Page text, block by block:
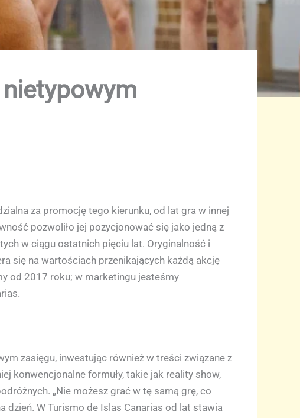
za promocję tego kierunku, od lat gra w innej
pozwoliło jej pozycjonować się jako jedną z
w ciągu ostatnich pięciu lat. Oryginalność i
się na wartościach przenikających każdą akcję
od 2017 roku; w marketingu jesteśmy
zasięgu, inwestując również w treści związane z
konwencjonalne formuły, takie jak reality show,
„Nie możesz grać w tę samą grę, co
dzień. W Turismo de Islas Canarias od lat stawia